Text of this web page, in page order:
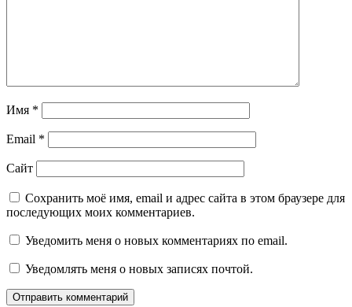
Имя *
Email *
Сайт
Сохранить моё имя, email и адрес сайта в этом браузере для
последующих моих комментариев.
Уведомить меня о новых комментариях по email.
Уведомлять меня о новых записях почтой.